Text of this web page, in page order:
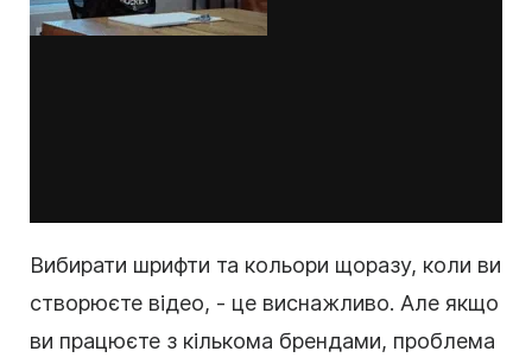
Вибирати шрифти та кольори щоразу, коли ви
створюєте відео, - це виснажливо. Але якщо
ви працюєте з кількома брендами, проблема